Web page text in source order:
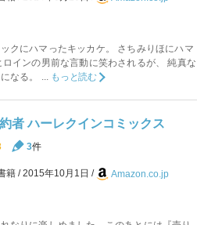
クにハマったキッカケ。 さちみりほにハマ
ロインの男前な言動に笑わされるが、 純真な
なる。 ...
もっと読む
者 ハーレクインコミックス
3件
籍 2015年10月1日 Amazon.co.jp